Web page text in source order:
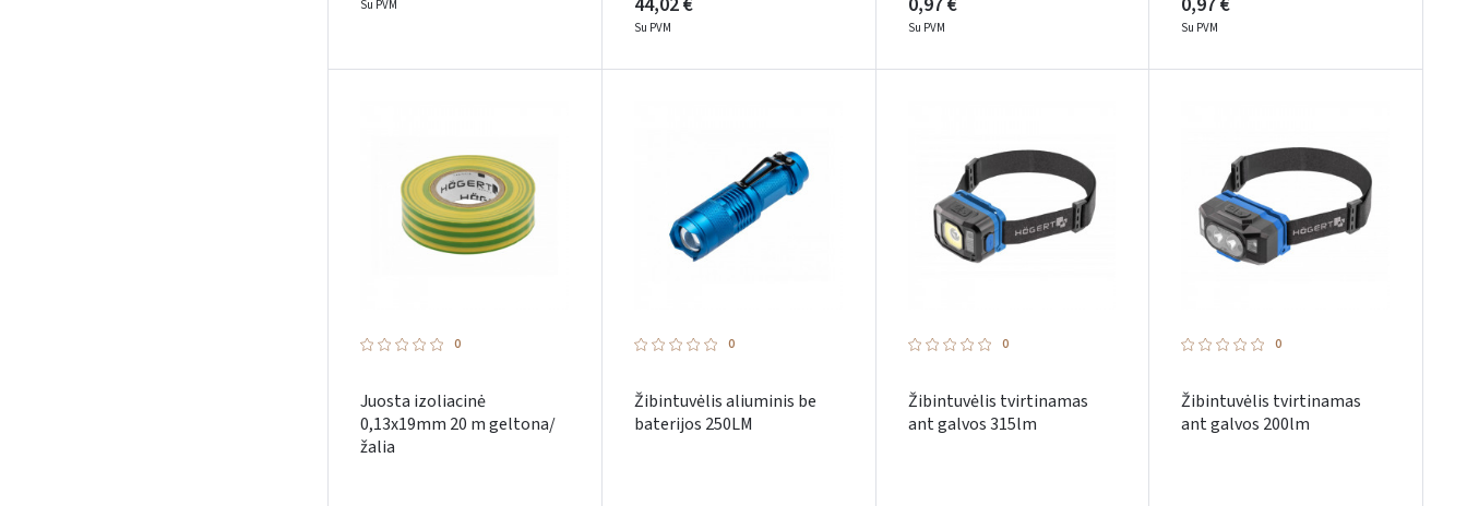
Su PVM
Su PVM Su PVM Su PVM
0
Juosta izoliacinė
0,13x19mm 20 m geltona/
žalia
0
Žibintuvėlis aliuminis be
baterijos 250LM
0
Žibintuvėlis tvirtinamas
ant galvos 315lm
0
Žibintuvėlis tvirtinamas
ant galvos 200lm